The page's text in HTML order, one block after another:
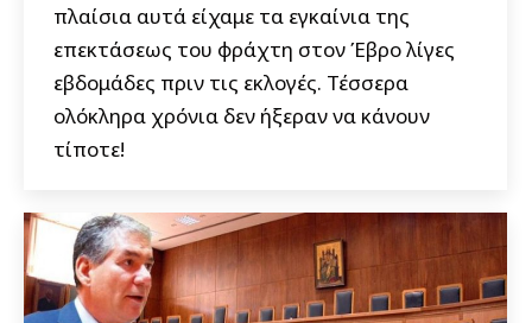
πλαίσια αυτά είχαμε τα εγκαίνια της
επεκτάσεως του φράχτη στον Έβρο λίγες
εβδομάδες πριν τις εκλογές. Τέσσερα
ολόκληρα χρόνια δεν ήξεραν να κάνουν
τίποτε!